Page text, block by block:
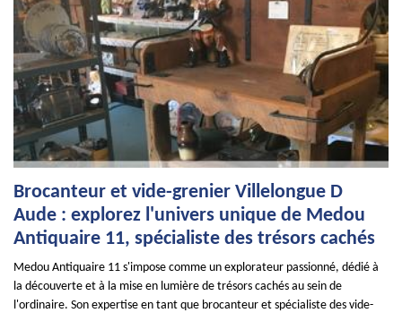
Brocanteur et vide-grenier Villelongue D
Aude : explorez l'univers unique de Medou
Antiquaire 11, spécialiste des trésors cachés
Medou Antiquaire 11 s'impose comme un explorateur passionné, dédié à
la découverte et à la mise en lumière de trésors cachés au sein de
l'ordinaire. Son expertise en tant que brocanteur et spécialiste des vide-